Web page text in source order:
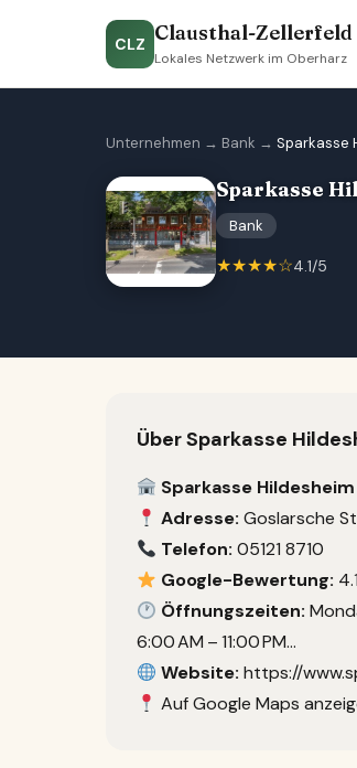
CLZ Clausthal-Zellerfeld
Lokales Netzwerk im Oberharz
Unternehmen → Bank → Sparkasse
Sparkasse
Bank
★★★★☆4.1/5
Über Sparkasse
Sparkasse
Adresse: Goslarsche
Telefon: 05121 8710
Google-Bewertung:
Öffnungszeiten:
6:00 AM – 11:00 PM…
Website: https://
Auf Google Maps